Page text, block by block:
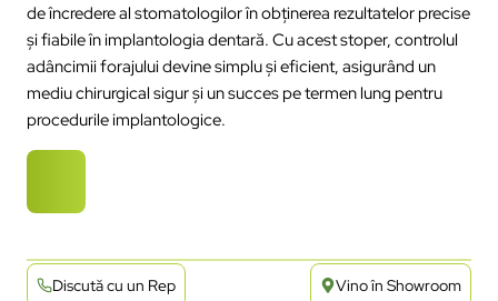
de încredere al stomatologilor în obținerea rezultatelor precise
și fiabile în implantologia dentară. Cu acest stoper, controlul
adâncimii forajului devine simplu și eficient, asigurând un
mediu chirurgical sigur și un succes pe termen lung pentru
procedurile implantologice.
Discută cu un Rep Vino în Showroom